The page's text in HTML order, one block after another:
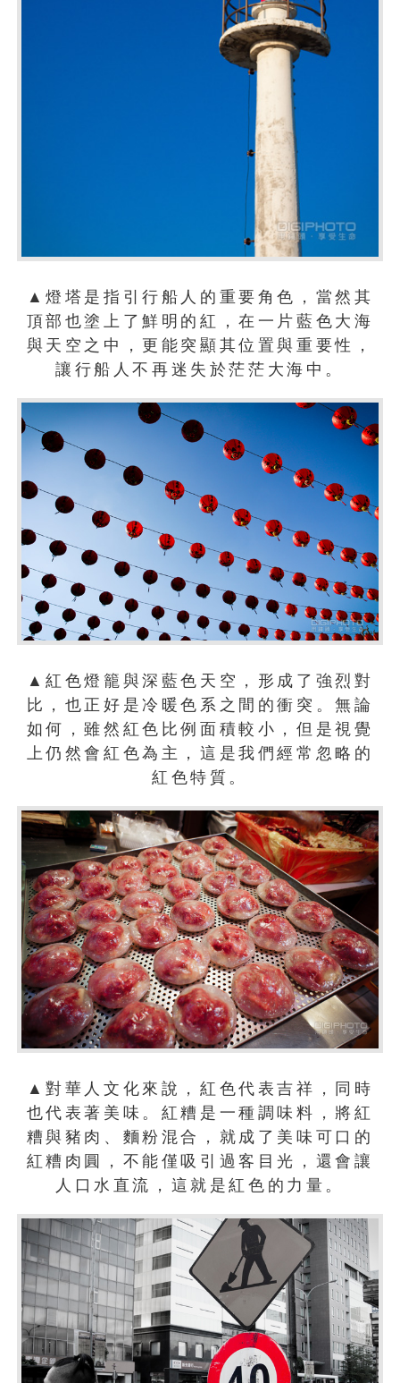
▲燈塔是指引行船人的重要角色，當然其
頂部也塗上了鮮明的紅，在一片藍色大海
與天空之中，更能突顯其位置與重要性，
讓行船人不再迷失於茫茫大海中。
▲紅色燈籠與深藍色天空，形成了強烈對
比，也正好是冷暖色系之間的衝突。無論
如何，雖然紅色比例面積較小，但是視覺
上仍然會紅色為主，這是我們經常忽略的
紅色特質。
▲對華人文化來說，紅色代表吉祥，同時
也代表著美味。紅糟是一種調味料，將紅
糟與豬肉、麵粉混合，就成了美味可口的
紅糟肉圓，不能僅吸引過客目光，還會讓
人口水直流，這就是紅色的力量。